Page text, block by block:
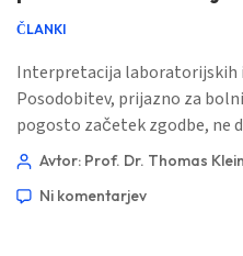
ČLANKI
Interpretacija laboratorijskih
Posodobitev, prijazno za
pogosto začetek zgodbe, ne
feritinom, nasičenjem
Objavljeno: 28. junij 2026 🩺
Avtor: Prof. Dr. Thomas Klein
Ni komentarjev